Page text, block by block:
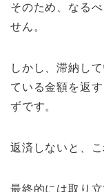
そのため、なる
せん。
しかし、滞納し
ている金額を返
ずです。
返済しないと、
最終的には取り